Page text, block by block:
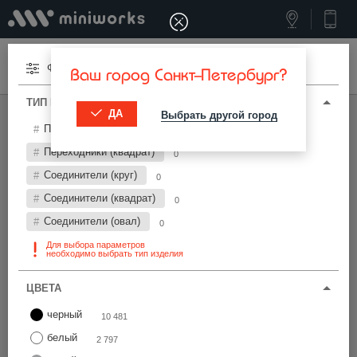
Меню Ваш город Санкт-Петербург?
ДА Выбрать другой город
МИНИВОРКС ПРО ПЕРЕХОДНИКИ И СОЕДИНИТЕЛИ
Переходники и соединители Ø40 мм
Фильтры
ТИП И ПАРАМЕТРЫ
Переходники (круг)
Переходники (квадрат) 0
Соединители (круг) 0
Соединители (квадрат) 0
Соединители (овал) 0
Для выбора параметров
необходимо выбрать тип изделия
ЦВЕТА
черный 10 481
белый 2 797